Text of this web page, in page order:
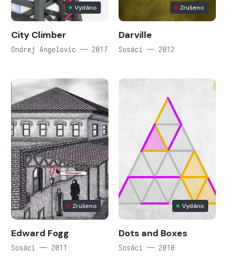
Vydáno
City Climber
Ondrej Angelovic — 2017
Zrušeno
Darville
Sosáci — 2012
Zrušeno
Edward Fogg
Sosáci — 2011
Vydáno
Dots and Boxes
Sosáci — 2010